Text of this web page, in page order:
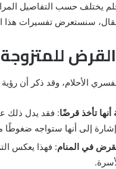
يختلف حسب التفاصيل
سنستعرض تفسيرات
الأحلام، وقد ذكر أن
أنها تأخذ قرضًا: فقد يدل ذلك
إلى أنها ستواجه ضغوطًا
في المنام: فهذا يعكس